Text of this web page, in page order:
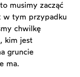
musimy zacząć
w tym przypadku
chwilkę
kim jest
gruncie
ma.